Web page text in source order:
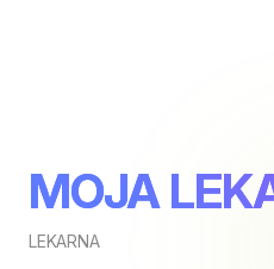
MOJA
LEKARNA